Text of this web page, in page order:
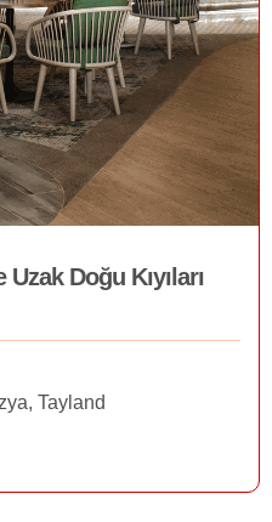
Doğu Kıyıları
Tayland